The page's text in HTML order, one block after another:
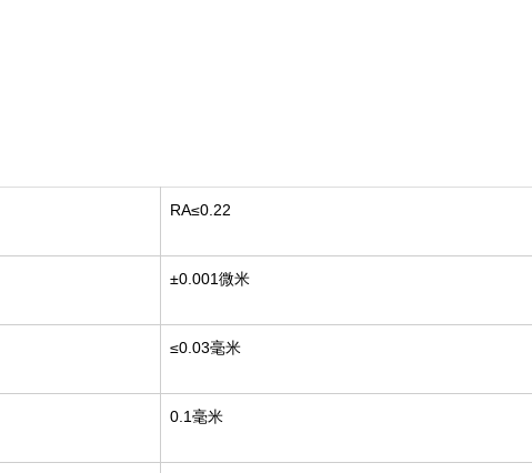
RA≤0.22
±0.001微米
≤0.03毫米
0.1毫米